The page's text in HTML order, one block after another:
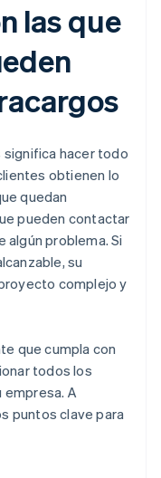
las que
hacer todo
obtienen lo
quedan
pueden contactar
problema. Si
su
complejo y
que cumpla con
todos los
A
puntos clave para